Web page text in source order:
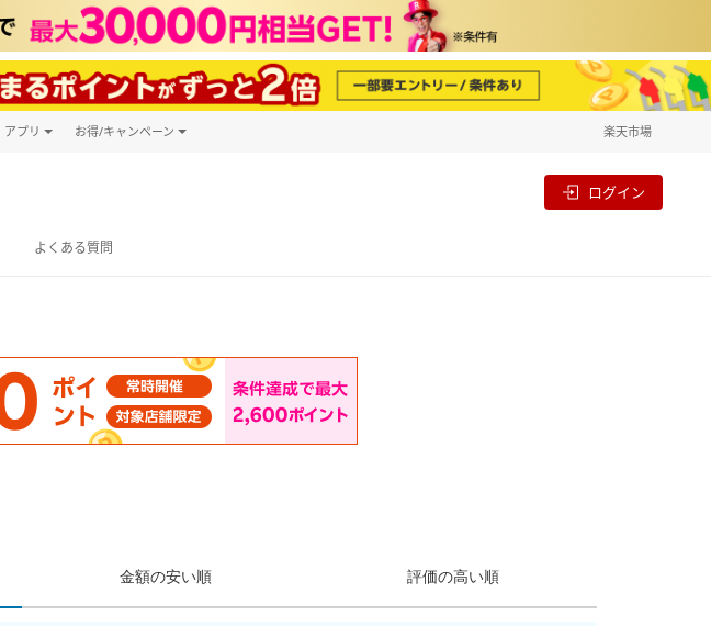
アプリ お得/キャンペーン 楽天市場
ログイン
よくある質問
金額の安い順 評価の高い順